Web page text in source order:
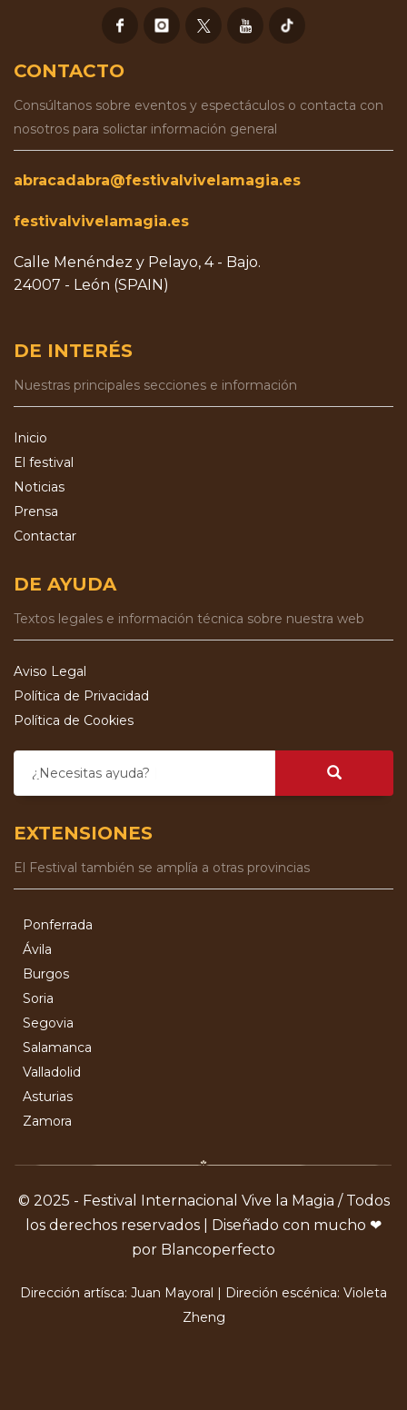
CONTACTO
Consúltanos sobre eventos y espectáculos o contacta con
nosotros para solictar información general
abracadabra@festivalvivelamagia.es
festivalvivelamagia.es
Calle Menéndez y Pelayo, 4 - Bajo.
24007 - León (SPAIN)
DE INTERÉS
Nuestras principales secciones e información
Inicio
El festival
Noticias
Prensa
Contactar
DE AYUDA
Textos legales e información técnica sobre nuestra web
Aviso Legal
Política de Privacidad
Política de Cookies
¿Necesitas ayuda?
EXTENSIONES
El Festival también se amplía a otras provincias
Ponferrada
Ávila
Burgos
Soria
Segovia
Salamanca
Valladolid
Asturias
Zamora
© 2025 - Festival Internacional Vive la Magia / Todos
los derechos reservados | Diseñado con mucho ❤
por Blancoperfecto
Dirección artísca: Juan Mayoral | Direción escénica: Violeta
Zheng